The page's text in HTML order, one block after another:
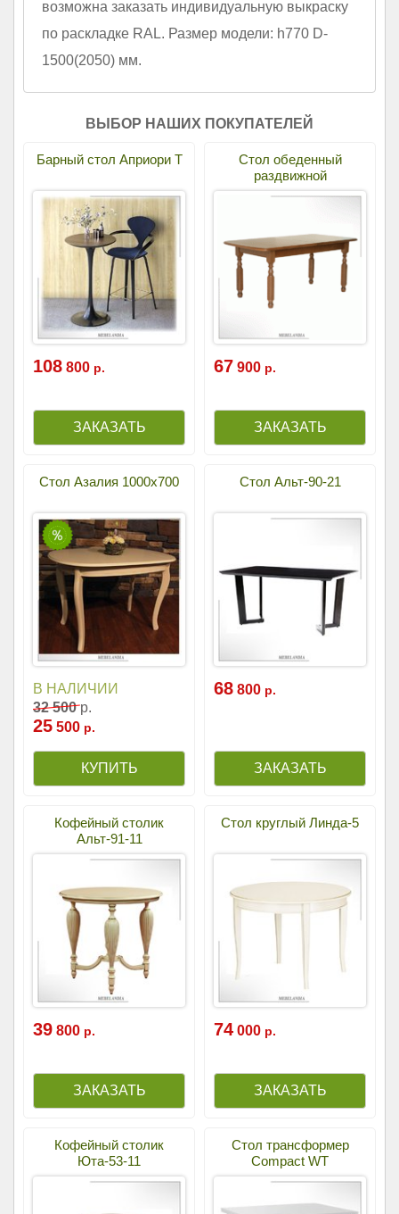
возможна заказать индивидуальную выкраску
по раскладке RAL. Размер модели: h770 D-
1500(2050) мм.
ВЫБОР НАШИХ ПОКУПАТЕЛЕЙ
Барный стол Априори Т
108 800 р.
Стол обеденный
раздвижной
67 900 р.
Стол Азалия 1000x700
В НАЛИЧИИ
32 500р.
25 500 р.
Стол Альт-90-21
68 800 р.
Кофейный столик
Альт-91-11
39 800 р.
Стол круглый Линда-5
74 000 р.
Кофейный столик
Юта-53-11
Стол трансформер
Compact WT